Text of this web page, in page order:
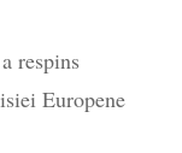
respins
Europene